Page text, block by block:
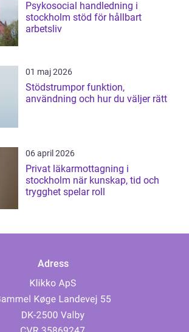
Psykosocial handledning i
stockholm stöd för hållbart
arbetsliv
01 maj 2026
Stödstrumpor funktion,
användning och hur du väljer rätt
06 april 2026
Privat läkarmottagning i
stockholm när kunskap, tid och
trygghet spelar roll
Adress